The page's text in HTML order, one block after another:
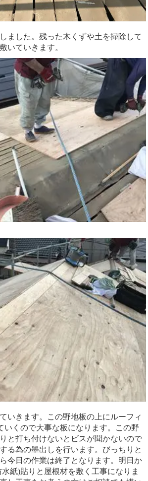
ました。残った木くずや土を掃除して
いていきます。
いきます。この野地板の上にルーフィ
いくので大事な板になります。この野
と打ち付けないとビスが聞かないので
る為の墨出しを行います。びっちりと
今日の作業は終了となります。明日か
紙)貼りと屋根材を敷く工事になりま